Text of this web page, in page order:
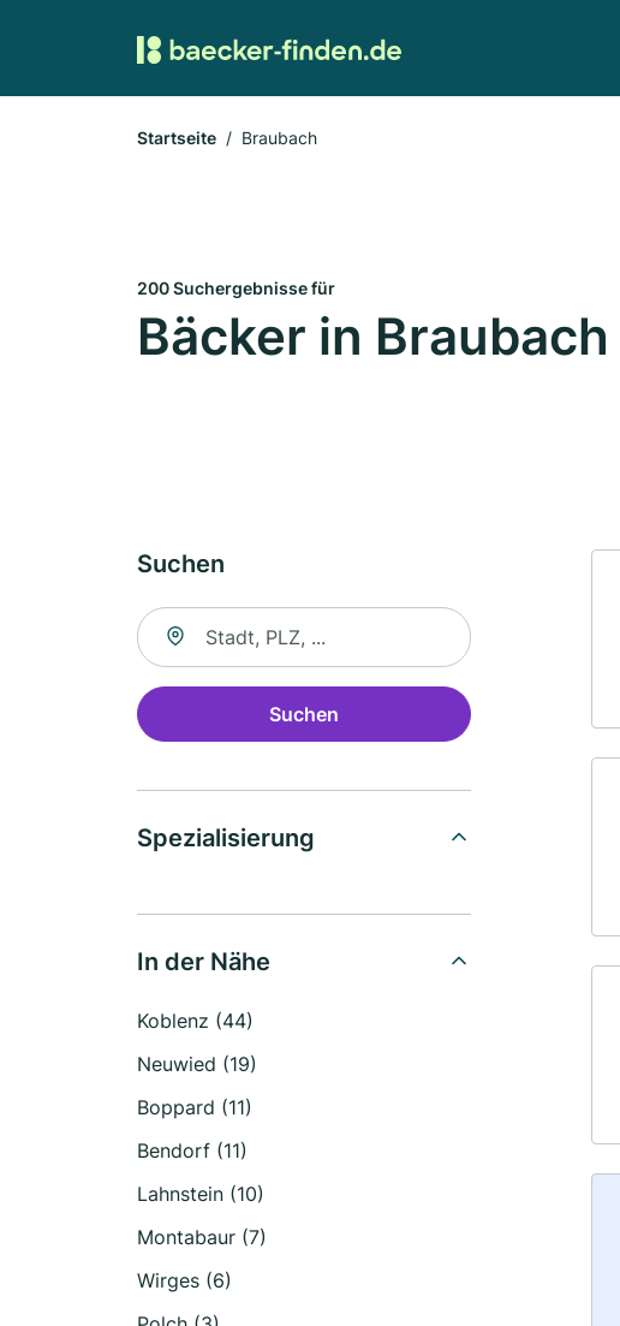
Startseite Braubach
200 Suchergebnisse für
Bäcker in Braubach
Suchen
Suche nach Ort
Suchen
Spezialisierung
In der Nähe
Koblenz (44)
Neuwied (19)
Boppard (11)
Bendorf (11)
Lahnstein (10)
Montabaur (7)
Wirges (6)